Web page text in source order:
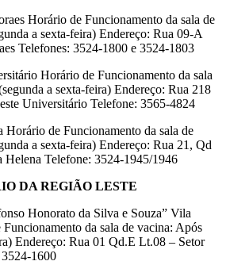
Horário de Funcionamento da sala de
a sexta-feira) Endereço: Rua 09-A
Telefones: 3524-1800 e 3524-1803
Horário de Funcionamento da sala
a sexta-feira) Endereço: Rua 218
Universitário Telefone: 3565-4824
Horário de Funcionamento da sala de
a sexta-feira) Endereço: Rua 21, Qd
Telefone: 3524-1945/1946
DA REGIÃO LESTE
Honorato da Silva e Souza” Vila
da sala de vacina: Após
Endereço: Rua 01 Qd.E Lt.08 – Setor
1600